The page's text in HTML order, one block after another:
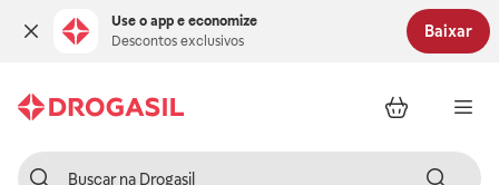
Use o app e economize
Descontos exclusivos
Baixar